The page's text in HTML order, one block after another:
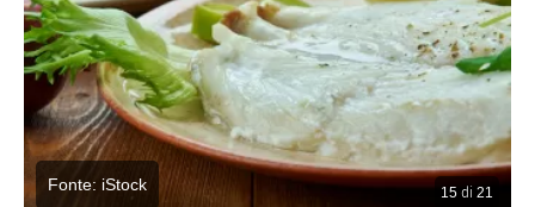
15 di 21
Fonte: iStock